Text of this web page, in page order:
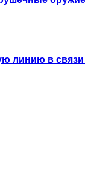
линию в